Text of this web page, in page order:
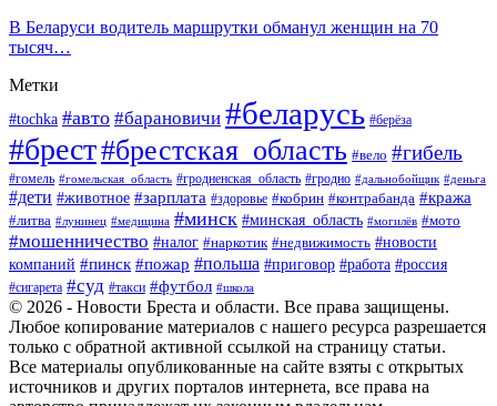
В Беларуси водитель маршрутки обманул женщин на 70
тысяч…
Метки
#tochka #авто #барановичи #беларусь #берёза
#брест#брестская_область #вело #гибель
#гомель #гомельская_область #гродненская_область #гродно #дальнобойщик #деньга
#дети #животное #зарплата #здоровье #кобрин #контрабанда #кража
#литва #лунинец #медицина #минск #минская_область #могилёв #мото
#мошенничество #налог #наркотик #недвижимость #новости
компаний #пинск #пожар #польша #приговор #работа #россия
#сигарета #суд #такси #футбол #школа
© 2026 - Новости Бреста и области. Все права защищены.
Любое копирование материалов с нашего ресурса разрешается
только с обратной активной ссылкой на страницу статьи.
Все материалы опубликованные на сайте взяты с открытых
источников и других порталов интернета, все права на